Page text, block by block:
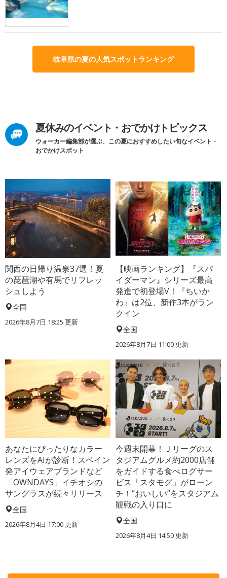
岐阜県の夏の人気スポットランキング
夏休みのイベント・おでかけトピックス
ウォーカー編集部が選ぶ、この夏におすすめしたい旬なイベント・
おでかけスポット
関西の日帰り温泉37選！夏
の琵琶湖や有馬でリフレッ
シュしよう
全国
2026年8月7日 18:25 更新
【映画ランキング】『スパ
イダーマン』シリーズ最高
発進で初登場V！『ちいか
わ』は2位、新作3本がラン
クイン
全国
2026年8月7日 11:00更新
あなたにぴったりなカラー
レンズをAIが診断！スペイン
発アイウェアブランドなど
「OWNDAYS」イチオシの
サングラスが続々リリース
全国
2026年8月4日 17:00更新
今週末開幕！Ｊリーグのス
タジアムグルメ約2000店舗
をガイドする食べログサー
ビス「スタモグ」がローン
チ！“おいしい”をスタジアム
観戦の入り口に
全国
2026年8月4日 14:50更新